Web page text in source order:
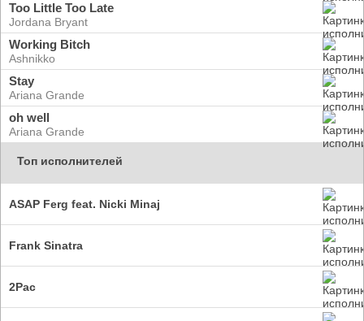
Too Little Too Late
Jordana Bryant
Working Bitch
Ashnikko
Stay
Ariana Grande
oh well
Ariana Grande
Топ исполнителей
ASAP Ferg feat. Nicki Minaj
Frank Sinatra
2Pac